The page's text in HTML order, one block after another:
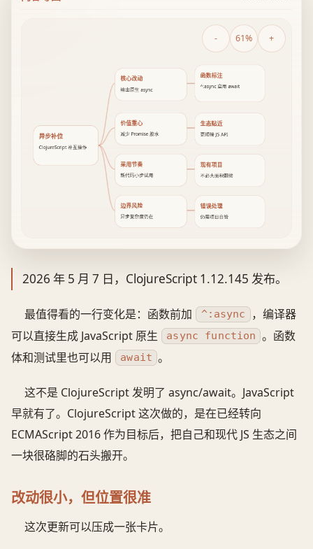
- 61% +
异步补位
ClojureScript 补互操作
核心改动
输出原生 async
函数标注
^:async 启用 await
价值重心
减少 Promise 胶水
生态贴近
更顺接 JS API
采用节奏
新代码小步试用
现有项目
不必大面积翻修
边界风险
异步复杂度仍在
错误处理
仍需项目自管
2026 年 5 月 7 日，ClojureScript 1.12.145 发布。
最值得看的一行变化是：函数前加 ^:async
，编译器
可以直接生成 JavaScript 原生
async function 。函数
体和测试里也可以用
await 。
这不是 ClojureScript 发明了 async/await。JavaScript
早就有了。ClojureScript 这次做的，是在已经转向
ECMAScript 2016 作为目标后，把自己和现代 JS 生态之间
一块很硌脚的石头搬开。
改动很小，但位置很准
这次更新可以压成一张卡片。